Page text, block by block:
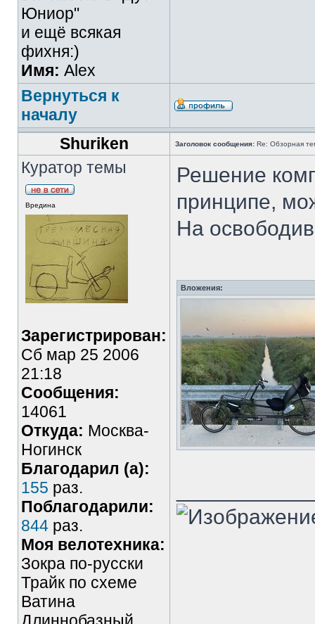
Юниор"
и ещё всякая
фихня:)
Имя: Alex
Вернуться к
началу
Shuriken
Заголовок сообщения: Re: Обзорная
Куратор темы
Вредина
Зарегистрирован:
Сб мар 25 2006
21:18
Сообщения:
14061
Откуда: Москва-
Ногинск
Благодарил (а):
155 раз.
Поблагодарили:
844 раз.
Моя велотехника:
Зокра по-русски
Трайк по схеме
Ватина
Решение
принципе,
На
Вложения: